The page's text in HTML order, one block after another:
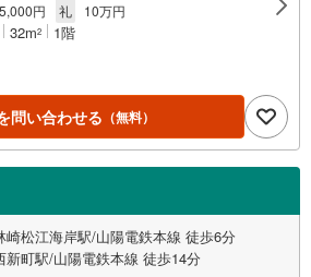
5,000円 礼 10万円
32m2 1階
問い合わせる （無料）
崎松江海岸駅/山陽電鉄本線 徒歩6分
新町駅/山陽電鉄本線 徒歩14分